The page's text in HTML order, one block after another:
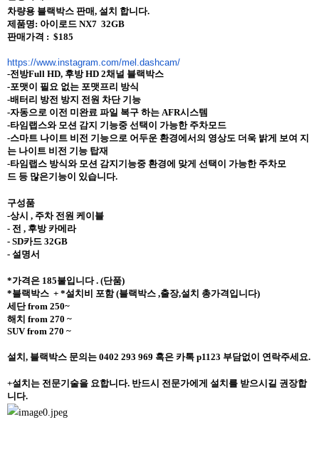
차량용 블랙박스 판매, 설치 합니다.
제품명: 아이로드 NX7 32GB
판매가격 : $185
https://www.instagram.com/mel.dashcam/
-전방Full HD, 후방HD 2채널 블랙박스
-포맷이 필요 없는 포맷프리 방식
-배터리 방전 방지 전원 차단 기능
-자동으로 이전 미완료 파일 복구 하는 AFR시스템
-타임랩스와 모션 감지 기능중 선택이 가능한 주차모드
-스마트 나이트 비전 기능으로 어두운 환경에서의 영상도 더욱 밝게 보여 지
는 나이트 비전 기능 탑재
-타임랩스 방식와 모션 감지기능중 환경에 맞게 선택이 가능한 주차모
드 등 많은기능이 있습니다.
구성품
-상시 , 주차 전원 케이블
- 전 , 후방 카메라
- SD카드 32GB
- 설명서
*가격은 185불입니다. (단품)
*블랙박스 + *설치비 포함(블랙박스 ,출장,설치 총가격입니다)
세단from 250~
해치 from 270 ~
SUV from 270 ~
설치 , 블랙박스 문의는 0402 293 969 혹은 카톡 p1123 부담없이 연락주세요.
+설치는 전문기술을 요합니다. 반드시 전문가에게 설치를 받으시길 권장합
니다.